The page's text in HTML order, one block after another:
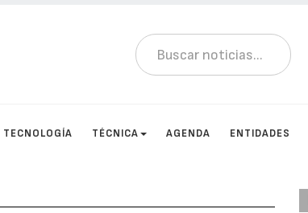
TECNOLOGÍA TÉCNICA AGENDA ENTIDADES